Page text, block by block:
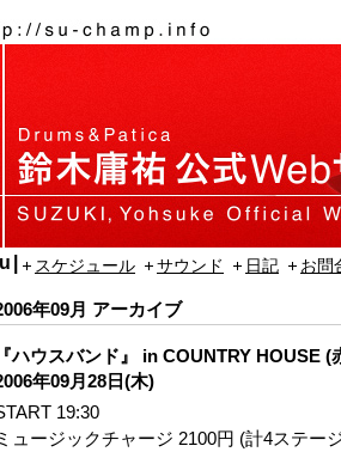
スケジュール サウンド 日記 お問
年09月 アーカイブ
『ハウスバンド』 in COUNTRY HOUSE (
年09月28日(木)
19:30
ュージックチャージ 2100円 (計4ステー